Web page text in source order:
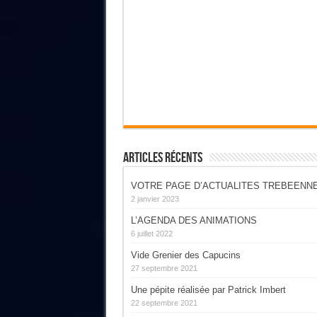
Articles Récents
VOTRE PAGE D’ACTUALITES
2 janvier 2023
L’AGENDA DES ANIMATIONS
6 juillet 2022
Vide Grenier des Capucins
27 septembre 2021
Une pépite réalisée par Patrick Imbert
22 septembre 2021